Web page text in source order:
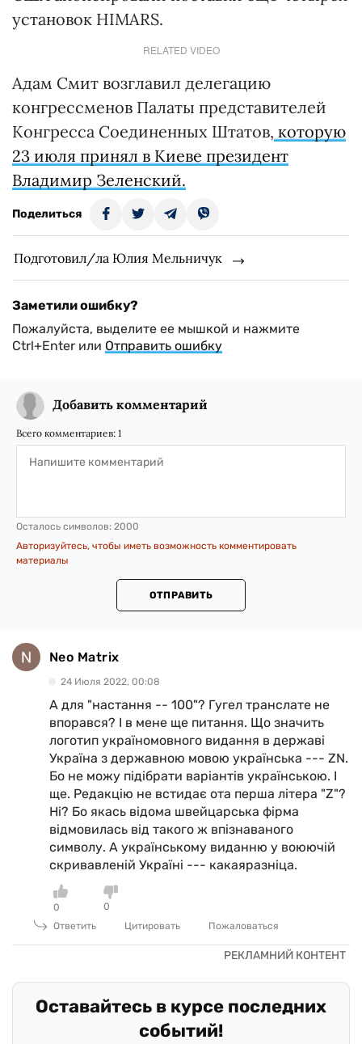
установок HIMARS.
RELATED VIDEO
Адам Смит возглавил делегацию
конгрессменов Палаты представителей
Конгресса Соединенных Штатов, которую
23 июля принял в Киеве президент
Владимир Зеленский.
Поделиться
Подготовил/ла Юлия Мельничук
Заметили ошибку?
Пожалуйста, выделите ее мышкой и нажмите
Ctrl+Enter или Отправить ошибку
Добавить комментарий
Всего комментариев: 1
Осталось символов: 2000
Авторизуйтесь, чтобы иметь возможность комментировать
материалы
ОТПРАВИТЬ
Neo Matrix
24 Июля 2022, 00:08
А для "настання -- 100"? Гугел транслате не
впорався? І в мене ще питання. Що значить
логотип україномовного видання в державі
Україна з державною мовою українська --- ZN.
Бо не можу підібрати варіантів українською. І
ще. Редакцію не встидає ота перша літера "Z"?
Ні? Бо якась відома швейцарська фірма
відмовилась від такого ж впізнаваного
символу. А українському виданню у воюючій
скривавленій Україні --- какаяразніца.
0
0
Ответить
Цитировать Пожаловаться
Оставайтесь в курсе последних
событий!